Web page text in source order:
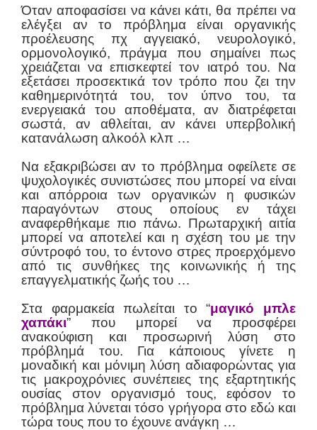
Όταν αποφασίσει να κάνει κάτι, θα πρέπει να
ελέγξει αν το πρόβλημα είναι οργανικής
προέλευσης πχ αγγειακό, νευρολογικό,
ορμονολογικό, πράγμα που σημαίνει πως
χρειάζεται να επισκεφτεί τον ιατρό του. Να
εξετάσει προσεκτικά τον τρόπο που ζει την
καθημερινότητά του, τον ύπνο του, τα
ενεργειακά του αποθέματα, αν διατρέφεται
σωστά, αν αθλείται, αν κάνει υπερβολική
κατανάλωση αλκοόλ κλπ …
Να εξακριβώσει αν το πρόβλημα οφείλετε σε
ψυχολογικές συνιστώσες που μπορεί να είναι
και απόρροια των οργανικών η φυσικών
παραγόντων στους οποίους εν τάχει
αναφερθήκαμε πιο πάνω. Πρωταρχική αιτία
μπορεί να αποτελεί και η σχέση του με την
σύντροφό του, το έντονο στρες προερχόμενο
από τις συνθήκες της κοινωνικής ή της
επαγγελματικής ζωής του …
Στα φαρμακεία πωλείται το “μαγικό μπλε
χαπάκι” που μπορεί να προσφέρει
ανακούφιση και προσωρινή λύση στο
πρόβλημά του. Για κάποιους γίνετε η
μοναδική και μόνιμη λύση αδιαφορώντας για
τις μακροχρόνιες συνέπειες της εξαρτητικής
ουσίας στον οργανισμό τους, εφόσον το
πρόβλημα λύνεται τόσο γρήγορα στο εδώ και
τώρα τους που το έχουνε ανάγκη …